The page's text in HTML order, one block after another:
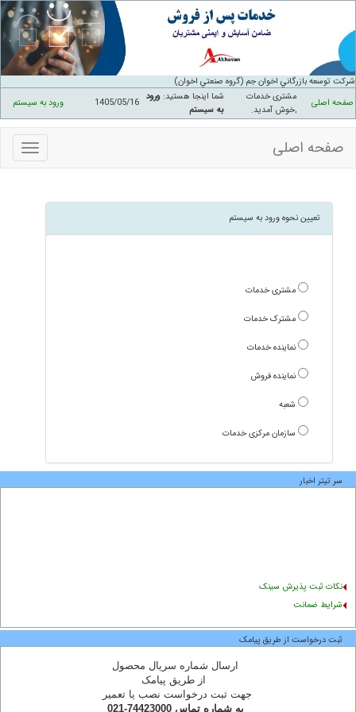
شرکت توسعه بازرگاني اخوان جم (گروه صنعتي اخوان)
صفحه اصلی
مشتری خدمات
,خوش آمدید.
شما اینجا هستید: ورود
به سیستم
1405/05/16 ورود به سیستم
منوهای
سایت
صفحه اصلی
تعیین نحوه ورود به سیستم
مشتری خدمات
مشترک خدمات
نماینده خدمات
نماینده فروش
شعبه
سازمان مرکزی خدمات
سر تیتر اخبار
نکات ثبت پذیرش سینک
شرایط ضمانت
ثبت درخواست از طریق پیامک
ارسال شماره سریال محصول
از طریق پیامک
جهت ثبت درخواست نصب یا تعمیر
به شماره تماس 74423000-021